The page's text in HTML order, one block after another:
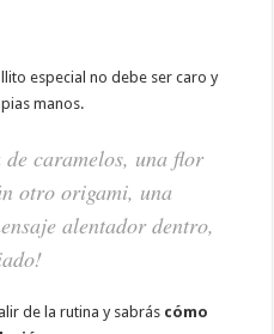
especial no debe ser caro y
manos.
caramelos, una flor
otro origami, una
alentador dentro,
de la rutina y sabrás cómo